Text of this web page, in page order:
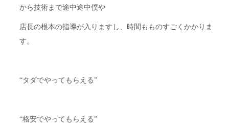
から技術まで途中途中僕や
店長の根本の指導が入りますし、時間もものすごくかかりま
す。
“タダでやってもらえる”
“格安でやってもらえる”